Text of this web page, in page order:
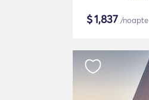
$1,837 /noapte